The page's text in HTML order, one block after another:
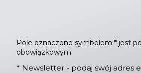
Pole oznaczone symbolem * jest
obowiązkowym
* Newsletter - podaj swój adres